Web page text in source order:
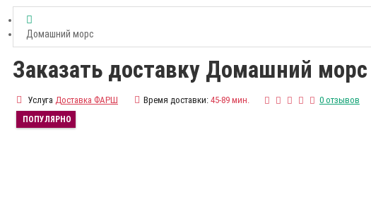
Домашний морс
Заказать доставку Домашний морс
Услуга Доставка ФАРШ Время доставки: 45-89 мин. 0 отзывов
ПОПУЛЯРНО